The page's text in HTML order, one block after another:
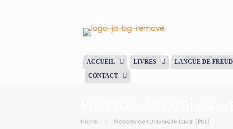
ACCUEIL LIVRES LANGUE DE FREUD
CONTACT
Home Presses de l’Université Laval (PUL)